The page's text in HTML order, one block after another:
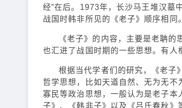
经”在后。1973年，长沙马王堆汉墓
战国时韩非所见的《老子》顺序相同
《老子》的内容，主要是老聃
也汇进了战国时期的一些思想。有人
根据当代学者们的研究，《老子
哲学思想，比如天道自然、无为无
寡民等政治思想，一般认为是老子
子》、《韩非子》以及《吕氏春秋》